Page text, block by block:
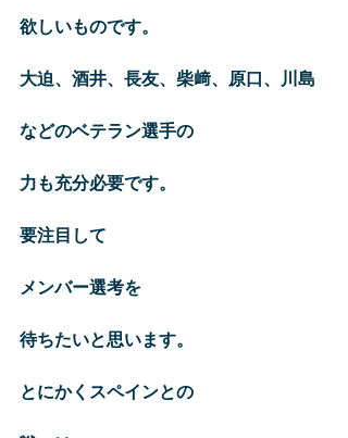
欲しいものです。
大迫、酒井、長友、柴﨑、原口、川島
などのベテラン選手の
力も充分必要です。
要注目して
メンバー選考を
待ちたいと思います。
とにかくスペインとの